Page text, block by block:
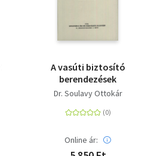
A vasúti biztosító
berendezések
Dr. Soulavy Ottokár
Online ár: